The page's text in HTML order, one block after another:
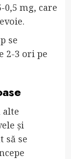
0,5 mg, care
se
2-3 ori pe
alte
și
să se